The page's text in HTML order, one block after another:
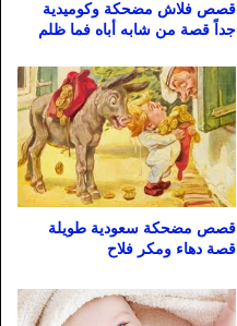
قصص فلاش مضحكة وكوميدية
جداً قصة من شابه أباه فما ظلم
قصص مضحكة سعودية طويلة
قصة دهاء ومكر فلاح